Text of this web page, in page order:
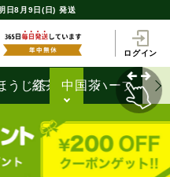
日8月9日(日) 発送
ログイン
うじ茶
紅茶 中国茶ハーブティ